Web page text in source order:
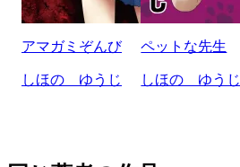
アマガミぞんび
しほの ゆうじ
ペットな先生
しほの ゆうじ